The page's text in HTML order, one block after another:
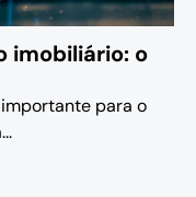
imobiliário: o
para o